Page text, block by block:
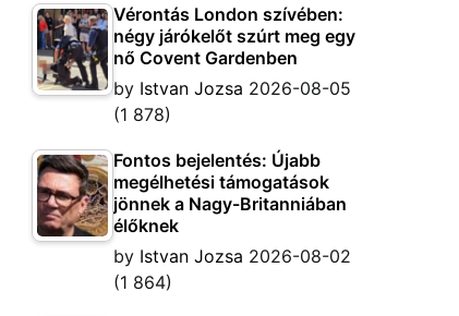
Vérontás London szívében:
négy járókelőt szúrt meg egy
nő Covent Gardenben
by Istvan Jozsa 2026-08-05
(1 878)
Fontos bejelentés: Újabb
megélhetési támogatások
jönnek a Nagy-Britanniában
élőknek
by Istvan Jozsa 2026-08-02
(1 864)